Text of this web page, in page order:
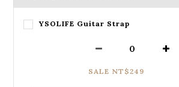
YSOLIFE Guitar Strap
SALE NT$249